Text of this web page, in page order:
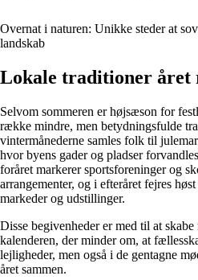
Overnat i naturen: Unikke steder at
landskab
Lokale traditioner året
Selvom sommeren er højsæson for
række mindre, men betydningsfulde
vintermånederne samles folk til
hvor byens gader og pladser
foråret markerer sportsforeninger og
arrangementer, og i efteråret fejres
markeder og udstillinger.
Disse begivenheder er med til at
kalenderen, der minder om, at
lejligheder, men også i de gentagne
året sammen.